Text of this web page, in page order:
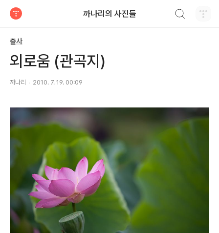
까나리의 사진들
출사
외로움 (관곡지)
까나리 2010. 7. 19. 00:09